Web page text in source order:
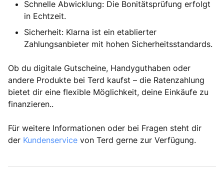
Schnelle Abwicklung: Die Bonitätsprüfung erfolgt
in Echtzeit.
Sicherheit: Klarna ist ein etablierter
Zahlungsanbieter mit hohen Sicherheitsstandards.
Ob du digitale Gutscheine, Handyguthaben oder
andere Produkte bei Terd kaufst – die Ratenzahlung
bietet dir eine flexible Möglichkeit, deine Einkäufe zu
finanzieren..
Für weitere Informationen oder bei Fragen steht dir
der Kundenservice von Terd gerne zur Verfügung.